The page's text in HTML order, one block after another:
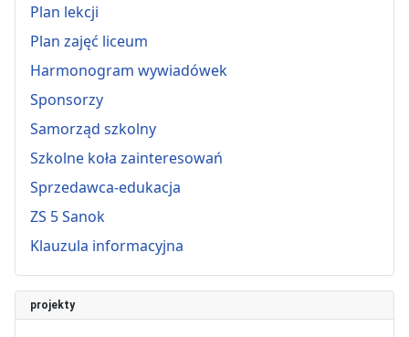
Plan lekcji
Plan zajęć liceum
Harmonogram wywiadówek
Sponsorzy
Samorząd szkolny
Szkolne koła zainteresowań
Sprzedawca-edukacja
ZS 5 Sanok
Klauzula informacyjna
projekty